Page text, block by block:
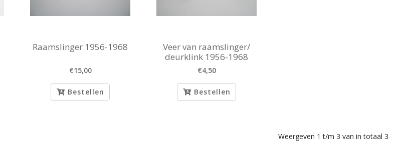
Raamslinger 1956-1968
€15,00
Bestellen
Veer van raamslinger/
deurklink 1956-1968
€4,50
Bestellen
Weergeven 1 t/m 3 van in totaal 3